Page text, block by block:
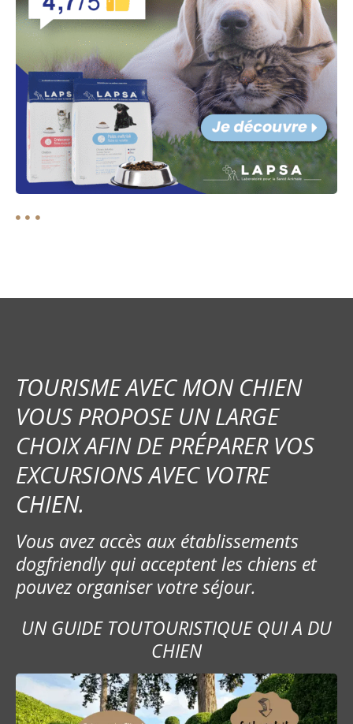
TOURISME AVEC MON CHIEN
VOUS PROPOSE UN LARGE
CHOIX AFIN DE PRÉPARER VOS
EXCURSIONS AVEC VOTRE
CHIEN.
Vous avez accès aux établissements
dogfriendly qui acceptent les chiens et
pouvez organiser votre séjour.
UN GUIDE TOUTOURISTIQUE QUI A DU
CHIEN